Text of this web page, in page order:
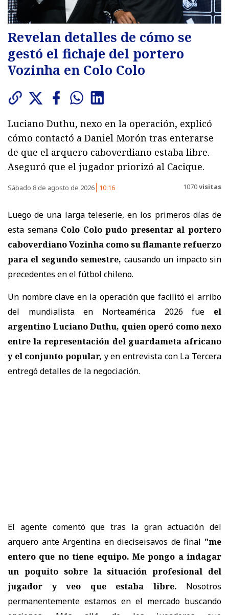
Revelan detalles de cómo se
gestó el fichaje del portero
Vozinha en Colo Colo
Luciano Duthu, nexo en la operación, explicó
cómo contactó a Daniel Morón tras enterarse
de que el arquero caboverdiano estaba libre.
Aseguró que el jugador priorizó al Cacique.
Sábado 8 de agosto de 2026 10:16 1070visitas
Luego de una larga teleserie, en los primeros días de
esta semana Colo Colo pudo presentar al portero
caboverdiano Vozinha como su flamante refuerzo
para el segundo semestre, causando un impacto sin
precedentes en el fútbol chileno.
Un nombre clave en la operación que facilitó el arribo
del mundialista en Norteamérica 2026 fue el
argentino Luciano Duthu, quien operó como nexo
entre la representación del guardameta africano
y el conjunto popular, y en entrevista con La Tercera
entregó detalles de la negociación.
El agente comentó que tras la gran actuación del
arquero ante Argentina en dieciseisavos de final "me
entero que no tiene equipo. Me pongo a indagar
un poquito sobre la situación profesional del
jugador y veo que estaba libre. Nosotros
permanentemente estamos en el mercado buscando